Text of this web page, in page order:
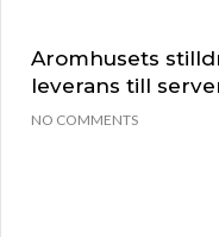
Aromhusets
leverans till
NO COMMENTS